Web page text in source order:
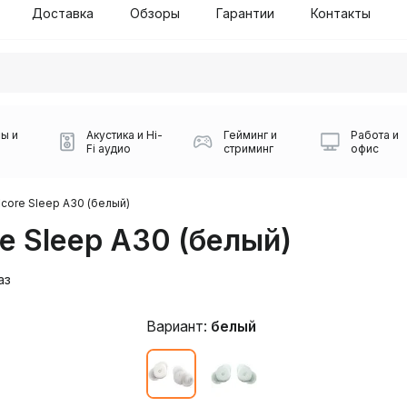
Доставка Обзоры Гарантии Контакты
Игровые наушники Беспроводные колонки
и
Микрофоны BOYA
Акустика и Hi-
Fi аудио
Портативные колонки
Гейминг и
стриминг
Игровые мыши Logitech
Работа и
офис
Наборы периферии Коврики для мыши
USB Type-C адаптеры
Sleep A30 (белый)
Sleep A30 (белый)
Вариант: белый